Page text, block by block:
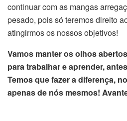
continuar com as mangas
pesado, pois só teremos direito
atingirmos os nossos objetivos!
Vamos manter os olhos
para trabalhar e aprender,
Temos que fazer a diferença,
apenas de nós mesmos!